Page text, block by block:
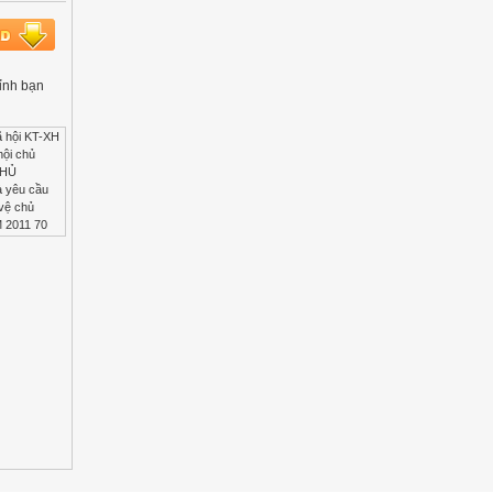
bạn
- Trên cơ sở đánh giá hoạt động lãnh đạo, luận án đã chỉ ra 5 kinh nghiệm. Đây là những kinh nghiệm cần thiết góp phần thực hiện nhiệm vụ bảo vệ CQB,ĐTQ thiết thực, hiệu quả hơn. - Luận án là cơ sơ sở tư liệu dùng để tham khảo phục vụ cho công tác tuyên truyền, công tác nghiên cứu và giảng dạy một số vấn đề liên quan đến biển, đảo ở phạm vi trong và ngoài quân đội. 8. Kết cấu của luận án Kết cấu của luận án gồm: phần mở đầu; tổng quan vấn đề nghiên cứu; 3 chương (8 tiết); kết luận; danh mục các công trình nghiên cứu của tác giả; danh mục tài liệu tham khảo; phụ lục. TỔ